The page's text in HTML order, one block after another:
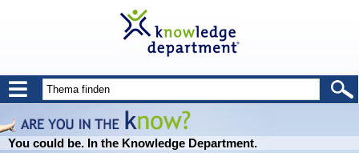
You could be. In the Knowledge Department.